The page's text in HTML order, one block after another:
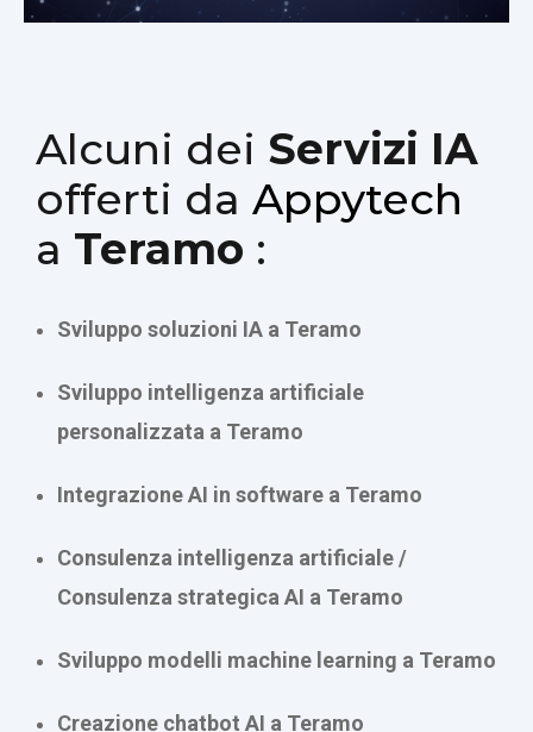
Alcuni dei Servizi IA
offerti da Appytech
a Teramo :
Sviluppo soluzioni IA a Teramo
Sviluppo intelligenza artificiale
personalizzata a Teramo
Integrazione AI in software a Teramo
Consulenza intelligenza artificiale /
Consulenza strategica AI a Teramo
Sviluppo modelli machine learning a Teramo
Creazione chatbot AI a Teramo